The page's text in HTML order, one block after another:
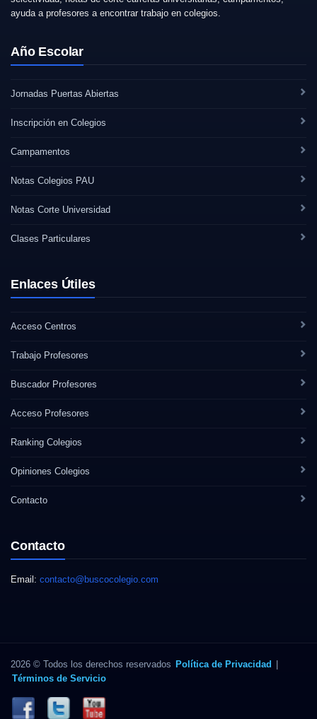
ayuda a profesores a encontrar trabajo en colegios.
Año Escolar
Jornadas Puertas Abiertas
Inscripción en Colegios
Campamentos
Notas Colegios PAU
Notas Corte Universidad
Clases Particulares
Enlaces Útiles
Acceso Centros
Trabajo Profesores
Buscador Profesores
Acceso Profesores
Ranking Colegios
Opiniones Colegios
Contacto
Contacto
Email: contacto@buscocolegio.com
2026 © Todos los derechos reservados Política de Privacidad
Términos de Servicio